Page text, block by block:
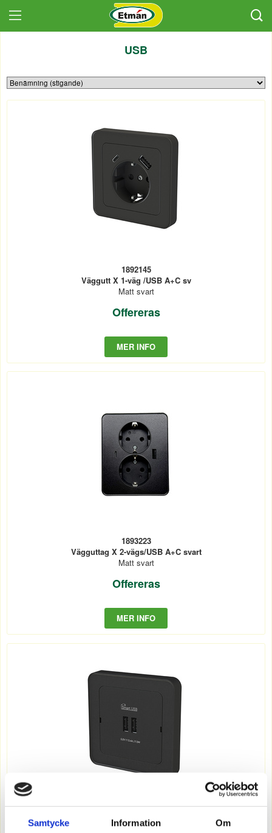
Samtycke Information Om
USB
1892145
Väggutt X 1-väg /USB A+C sv
Matt svart
Offereras
MER INFO
1893223
Vägguttag X 2-vägs/USB A+C svart
Matt svart
Offereras
MER INFO
USB-uttag X A+A 3,4A 5V sv